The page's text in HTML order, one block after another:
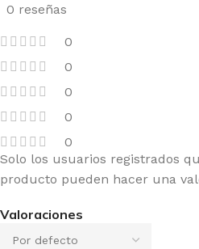
0 reseñas
0
0
0
0
0
Valoraciones
Solo los usuarios registrados
producto pueden hacer una